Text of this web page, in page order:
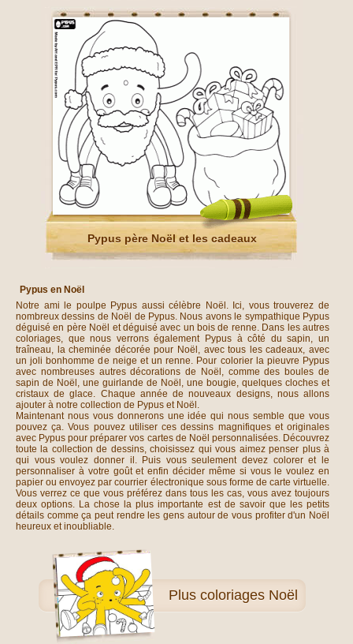
Pypus père Noël et les cadeaux
Pypus en Noël
Notre ami le poulpe Pypus aussi célèbre Noël. Ici, vous trouverez de
nombreux dessins de Noël de Pypus. Nous avons le sympathique Pypus
déguisé en père Noël et déguisé avec un bois de renne. Dans les autres
coloriages, que nous verrons également Pypus à côté du sapin, un
traîneau, la cheminée décorée pour Noël, avec tous les cadeaux, avec
un joli bonhomme de neige et un renne. Pour colorier la pieuvre Pypus
avec nombreuses autres décorations de Noël, comme des boules de
sapin de Noël, une guirlande de Noël, une bougie, quelques cloches et
cristaux de glace. Chaque année de nouveaux designs, nous allons
ajouter à notre collection de Pypus et Noël.
Maintenant nous vous donnerons une idée qui nous semble que vous
pouvez ça. Vous pouvez utiliser ces dessins magnifiques et originales
avec Pypus pour préparer vos cartes de Noël personnalisées. Découvrez
toute la collection de dessins, choisissez qui vous aimez penser plus à
qui vous voulez donner il. Puis vous seulement devez colorer et le
personnaliser à votre goût et enfin décider même si vous le voulez en
papier ou envoyez par courrier électronique sous forme de carte virtuelle.
Vous verrez ce que vous préférez dans tous les cas, vous avez toujours
deux options. La chose la plus importante est de savoir que les petits
détails comme ça peut rendre les gens autour de vous profiter d'un Noël
heureux et inoubliable.
Plus coloriages Noël